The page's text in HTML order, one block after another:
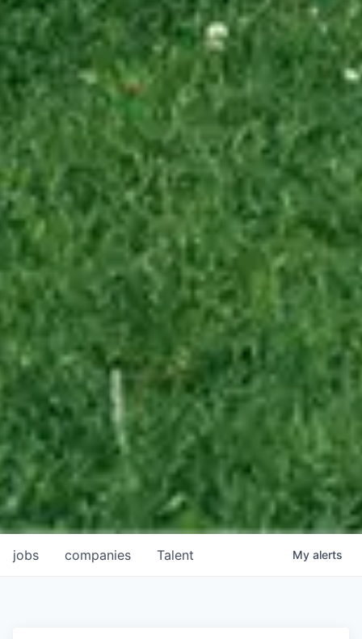
jobs companies Talent My alerts